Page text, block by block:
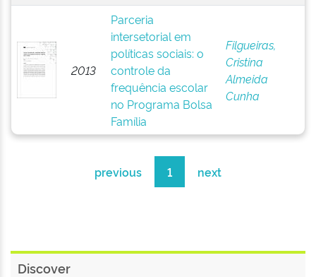
2013
Parceria
intersetorial em
políticas sociais: o
controle da
frequência escolar
no Programa Bolsa
Família
Filgueiras,
Cristina
Almeida
Cunha
previous 1 next
Discover